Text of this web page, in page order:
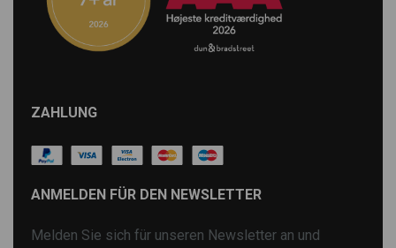
ZAHLUNG
ANMELDEN FÜR DEN NEWSLETTER
Melden Sie sich für unseren Newsletter an und